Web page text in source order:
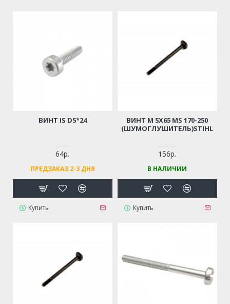
ВИНТ IS D5*24
64р.
ПРЕДЗАКАЗ 2-3 ДНЯ
Купить
ВИНТ М 5Х65 MS 170-250
(ШУМОГЛУШИТЕЛЬ)STIHL
156р.
В НАЛИЧИИ
Купить